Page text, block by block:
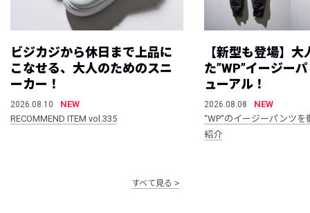
ビジカジから休日まで上品に
こなせる、大人のためのスニ
ーカー！
2026.08.10
NEW
RECOMMEND ITEM vol.335
【新型も登場】大
た”WP”イージー
ューアル！
2026.08.08
NEW
“WP”のイージーパンツ
紹介
すべて見る